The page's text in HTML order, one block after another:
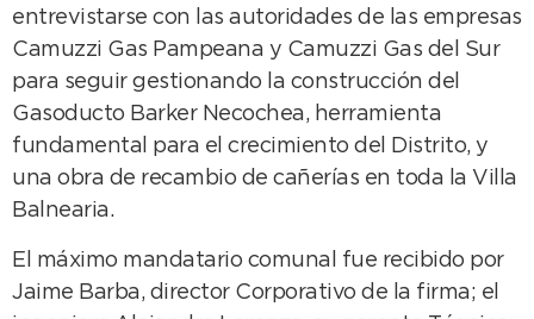
entrevistarse con las autoridades de las empresas
Camuzzi Gas Pampeana y Camuzzi Gas del Sur
para seguir gestionando la construcción del
Gasoducto Barker Necochea, herramienta
fundamental para el crecimiento del Distrito, y
una obra de recambio de cañerías en toda la Villa
Balnearia.
El máximo mandatario comunal fue recibido por
Jaime Barba, director Corporativo de la firma; el